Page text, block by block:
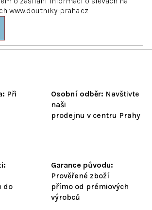
www.doutniky-praha.cz
Při
Osobní odběr: Navštivte
naši
prodejnu v centru Prahy
do
Garance původu:
Prověřené zboží
přímo od prémiových
výrobců